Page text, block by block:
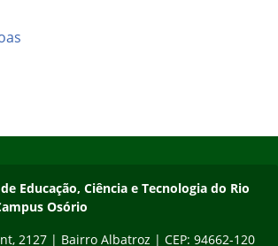
Educação, Ciência e Tecnologia do Rio
Educação, Ciência e Tecnologia do Rio
Osório
2127 | Bairro Albatroz | CEP: 94662-120